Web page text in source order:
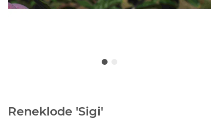
Reneklode 'Sigi'